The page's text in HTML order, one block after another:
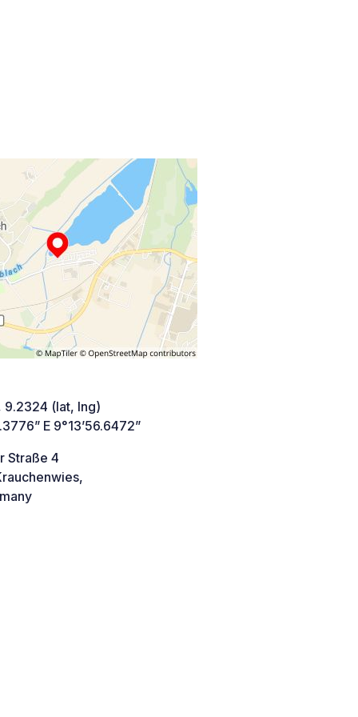
9.2324 (lat, lng)
E 9°13’56.6472”
Straße 4